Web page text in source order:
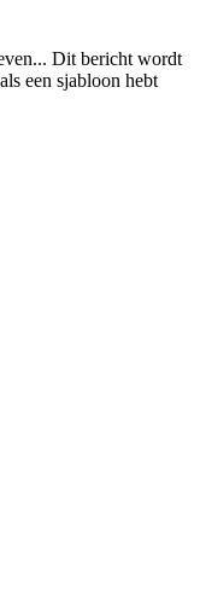
Dit bericht wordt
een sjabloon hebt